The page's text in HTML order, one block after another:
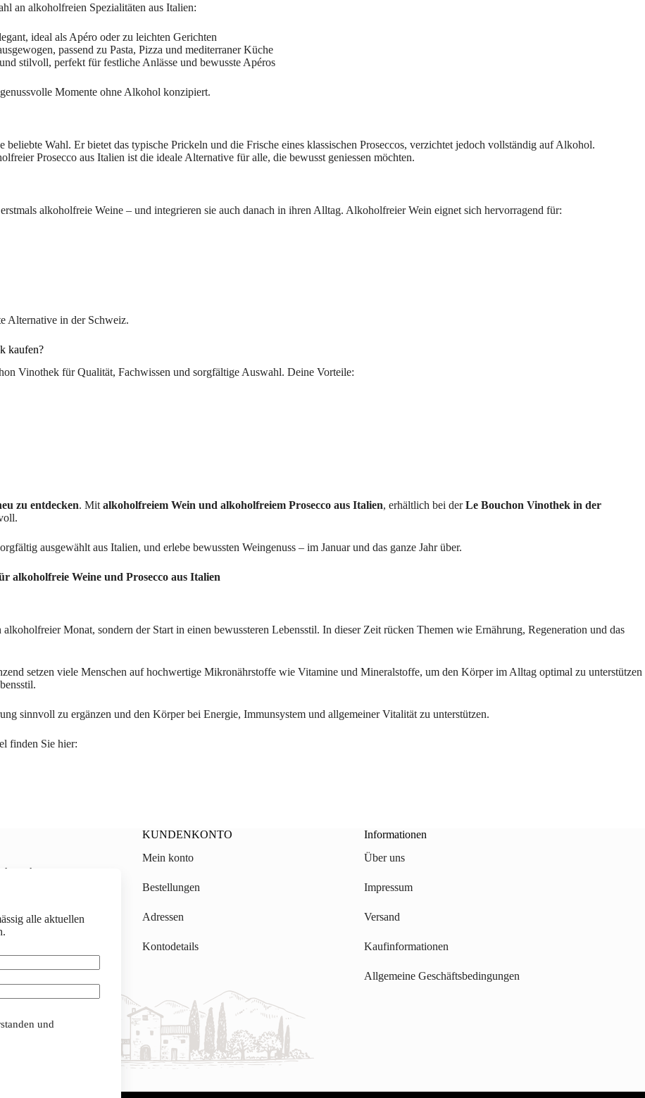
alle aktuellen
und
an alkoholfreien Spezialitäten aus Italien:
ideal als Apéro oder zu leichten Gerichten
passend zu Pasta, Pizza und mediterraner Küche
stilvoll, perfekt für festliche Anlässe und bewusste Apéros
Momente ohne Alkohol konzipiert.
beliebte Wahl. Er bietet das typische Prickeln und die Frische eines klassischen Proseccos, verzichtet jedoch vollständig auf Alkohol.
Prosecco aus Italien ist die ideale Alternative für alle, die bewusst geniessen möchten.
alkoholfreie Weine – und integrieren sie auch danach in ihren Alltag. Alkoholfreier Wein eignet sich hervorragend für:
Alternative in der Schweiz.
kaufen?
Vinothek für Qualität, Fachwissen und sorgfältige Auswahl. Deine Vorteile:
zu entdecken. Mit alkoholfreiem Wein und alkoholfreiem Prosecco aus Italien, erhältlich bei derLe Bouchon Vinothek in der
ausgewählt aus Italien, und erlebe bewussten Weingenuss – im Januar und das ganze Jahr über.
alkoholfreie Weine und Prosecco aus Italien
Monat, sondern der Start in einen bewussteren Lebensstil. In dieser Zeit rücken Themen wie Ernährung, Regeneration und das
setzen viele Menschen auf hochwertige Mikronährstoffe wie Vitamine und Mineralstoffe, um den Körper im Alltag optimal zu unterstützen
sinnvoll zu ergänzen und den Körper bei Energie, Immunsystem und allgemeiner Vitalität zu unterstützen.
finden Sie hier:
KUNDENKONTO
Mein konto
Bestellungen
Adressen
Kontodetails
Informationen
Über uns
Impressum
Versand
Kaufinformationen
Allgemeine Geschäftsbedingungen